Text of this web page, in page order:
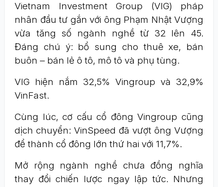
Vietnam Investment Group (VIG) pháp
nhân đầu tư gắn với ông Phạm Nhật Vượng
vừa tăng số ngành nghề từ 32 lên 45.
Đáng chú ý: bổ sung cho thuê xe, bán
buôn – bán lẻ ô tô, mô tô và phụ tùng.
VIG hiện nắm 32,5% Vingroup và 32,9%
VinFast.
Cùng lúc, cơ cấu cổ đông Vingroup cũng
dịch chuyển: VinSpeed đã vượt ông Vượng
để thành cổ đông lớn thứ hai với 11,7%.
Mở rộng ngành nghề chưa đồng nghĩa
thay đổi chiến lược ngay lập tức. Nhưng